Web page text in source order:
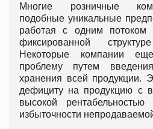
Многие розничные
подобные уникальные
работая с одним потоком
фиксированной
Некоторые компании
проблему путем
хранения всей продукции.
дефициту на продукцию с
высокой
избыточности